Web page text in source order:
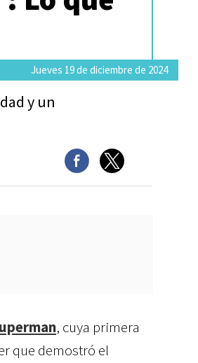
Jueves 19 de diciembre de 2024
y un
, cuya primera
que demostró el